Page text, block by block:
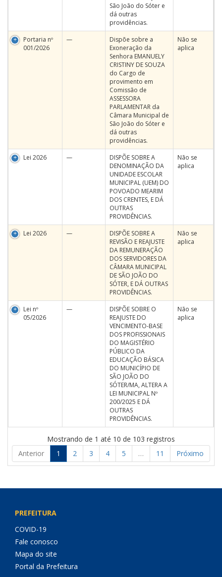
São João do Sóter e
dá outras
providências.
Portaria nº
001/2026
—
Dispõe sobre a
Exoneração da
Senhora EMANUELY
CRISTINY DE SOUZA
do Cargo de
provimento em
Comissão de
ASSESSORA
PARLAMENTAR da
Câmara Municipal de
São João do Sóter e
dá outras
providências.
Não se
aplica
Lei 2026 —
DISPÕE SOBRE A
DENOMINAÇÃO DA
UNIDADE ESCOLAR
MUNICIPAL (UEM) DO
POVOADO MEARIM
DOS CRENTES, E DÁ
OUTRAS
PROVIDÊNCIAS.
Não se
aplica
Lei 2026 —
DISPÕE SOBRE A
REVISÃO E REAJUSTE
DA REMUNERAÇÃO
DOS SERVIDORES DA
CÂMARA MUNICIPAL
DE SÃO JOÃO DO
SÓTER, E DÁ OUTRAS
PROVIDÊNCIAS.
Não se
aplica
Lei nº
05/2026
—
DISPÕE SOBRE O
REAJUSTE DO
VENCIMENTO-BASE
DOS PROFISSIONAIS
DO MAGISTÉRIO
PÚBLICO DA
EDUCAÇÃO BÁSICA
DO MUNICÍPIO DE
SÃO JOÃO DO
SÓTER/MA, ALTERA A
LEI MUNICIPAL Nº
200/2025 E DÁ
OUTRAS
PROVIDÊNCIAS.
Não se
aplica
Mostrando de 1 até 10 de 103 registros
Anterior
1 2 3 4 5 … 11 Próximo
PREFEITURA
COVID-19
Fale conosco
Mapa do site
Portal da Prefeitura